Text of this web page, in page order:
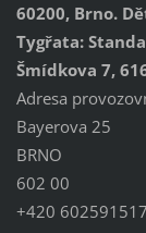
60200, Brno.
Tygřata:
Šmídkova 7,
Adresa
Bayerova 25
BRNO
602 00
+420 602591517